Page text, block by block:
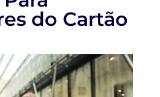
do Cartão